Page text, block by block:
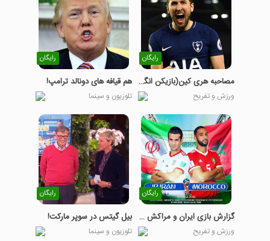
رایگان
مصاحبه هری کین(بازیکن انگلستان)
ورزش و تفریح
رایگان
هم قیافه های دونالد ترامپ!
تلوزیون و سینما
رایگان
گزارش بازی ایران و مراکش به زبان انگلیسی
ورزش و تفریح
رایگان
بیل گیتس در سوپر مارکت!
تلوزیون و سینما